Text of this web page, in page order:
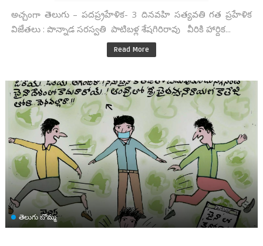
అచ్చంగా తెలుగు – పదప్ర్రహేళిక- 3 దినవహి సత్యవతి గత ప్రహేళిక
విజేతలు : పొన్నాడ సరస్వతి పాటిబళ్ల శేషగిరిరావు వీరికి హార్దిక...
Read More
తెలుగు బొమ్మ